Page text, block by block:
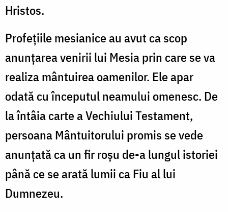
Hristos.
Profețiile mesianice au avut ca scop
anunțarea venirii lui Mesia prin care se va
realiza mântuirea oamenilor. Ele apar
odată cu începutul neamului omenesc. De
la întâia carte a Vechiului Testament,
persoana Mântuitorului promis se vede
anunţată ca un fir roşu de-a lungul istoriei
până ce se arată lumii ca Fiu al lui
Dumnezeu.